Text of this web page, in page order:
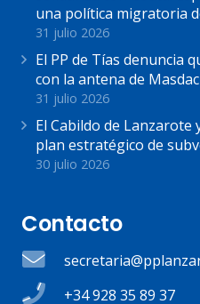
una política migratoria
31 julio 2026
El PP de Tías denuncia
con la antena de
31 julio 2026
El Cabildo de Lanzarote
plan estratégico de
30 julio 2026
Contacto
+34 928 35 89 37